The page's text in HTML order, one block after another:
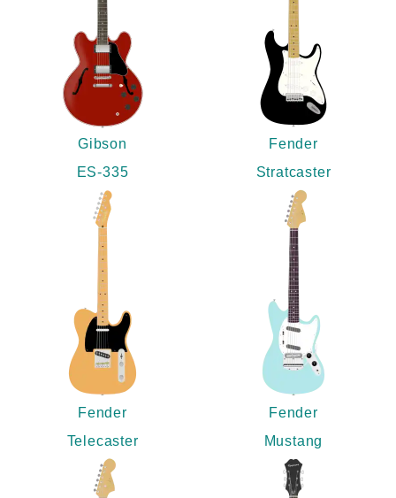
Gibson
ES-335
Fender
Stratcaster
Fender
Telecaster
Fender
Mustang